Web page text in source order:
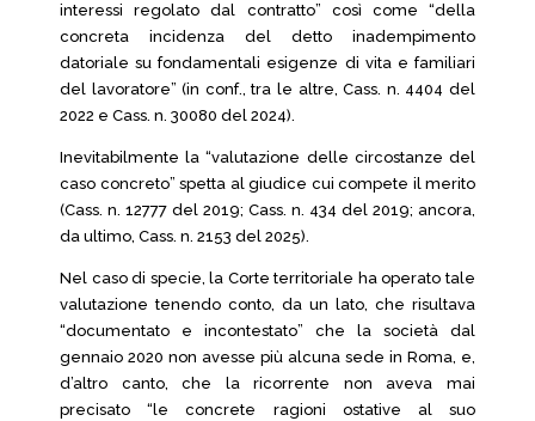
interessi regolato dal contratto” così come “della
concreta incidenza del detto inadempimento
datoriale su fondamentali esigenze di vita e familiari
del lavoratore” (in conf., tra le altre, Cass. n. 4404 del
2022 e Cass. n. 30080 del 2024).
Inevitabilmente la “valutazione delle circostanze del
caso concreto” spetta al giudice cui compete il merito
(Cass. n. 12777 del 2019; Cass. n. 434 del 2019; ancora,
da ultimo, Cass. n. 2153 del 2025).
Nel caso di specie, la Corte territoriale ha operato tale
valutazione tenendo conto, da un lato, che risultava
“documentato e incontestato” che la società dal
gennaio 2020 non avesse più alcuna sede in Roma, e,
d’altro canto, che la ricorrente non aveva mai
precisato “le concrete ragioni ostative al suo